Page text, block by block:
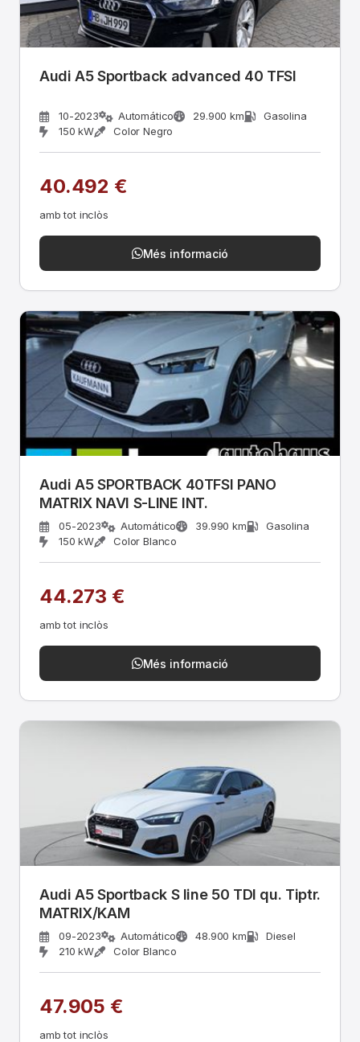
Audi A5 Sportback advanced 40 TFSI
10-2023 Automático 29.900 km
Gasolina
150 kW
Color Negro
40.492 €
amb tot inclòs
Més informació
Audi A5 SPORTBACK 40TFSI PANO
MATRIX NAVI S-LINE INT.
05-2023 Automático 39.990 km
Gasolina
150 kW
Color Blanco
44.273 €
amb tot inclòs
Més informació
Audi A5 Sportback S line 50 TDI qu. Tiptr.
MATRIX/KAM
09-2023 Automático 48.900 km
Diesel
210 kW
Color Blanco
47.905 €
amb tot inclòs